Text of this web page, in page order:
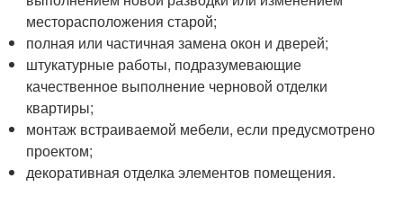
месторасположения старой;
полная или частичная замена окон и дверей;
штукатурные работы, подразумевающие
качественное выполнение черновой отделки
квартиры;
монтаж встраиваемой мебели, если предусмотрено
проектом;
декоративная отделка элементов помещения.